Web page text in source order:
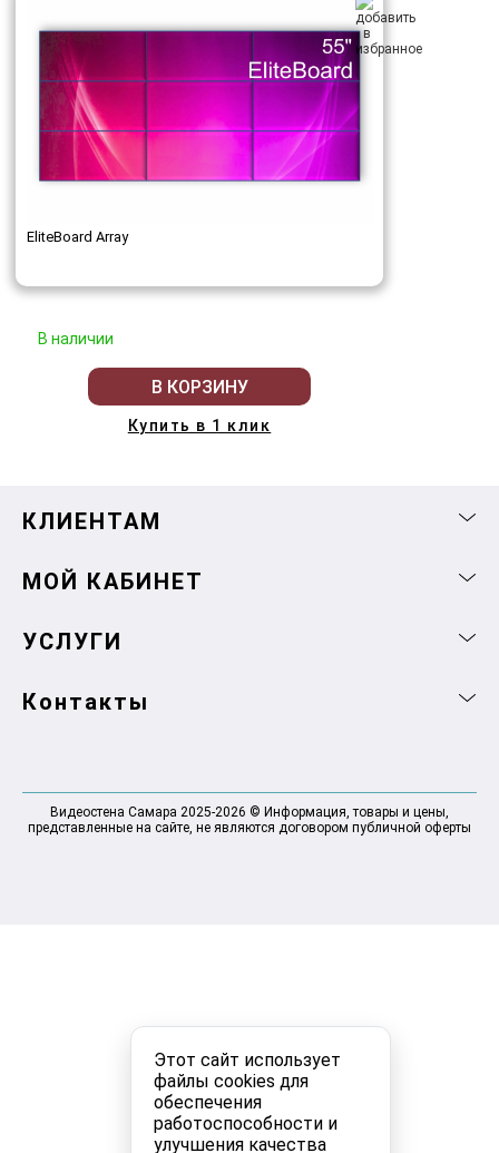
Этот сайт использует
файлы cookies для
обеспечения
работоспособности и
улучшения качества
EliteBoard Array
В наличии
В КОРЗИНУ
Купить в 1 клик
КЛИЕНТАМ
МОЙ КАБИНЕТ
УСЛУГИ
Контакты
Видеостена Самара 2025-2026 © Информация, товары и цены,
представленные на сайте, не являются договором публичной оферты